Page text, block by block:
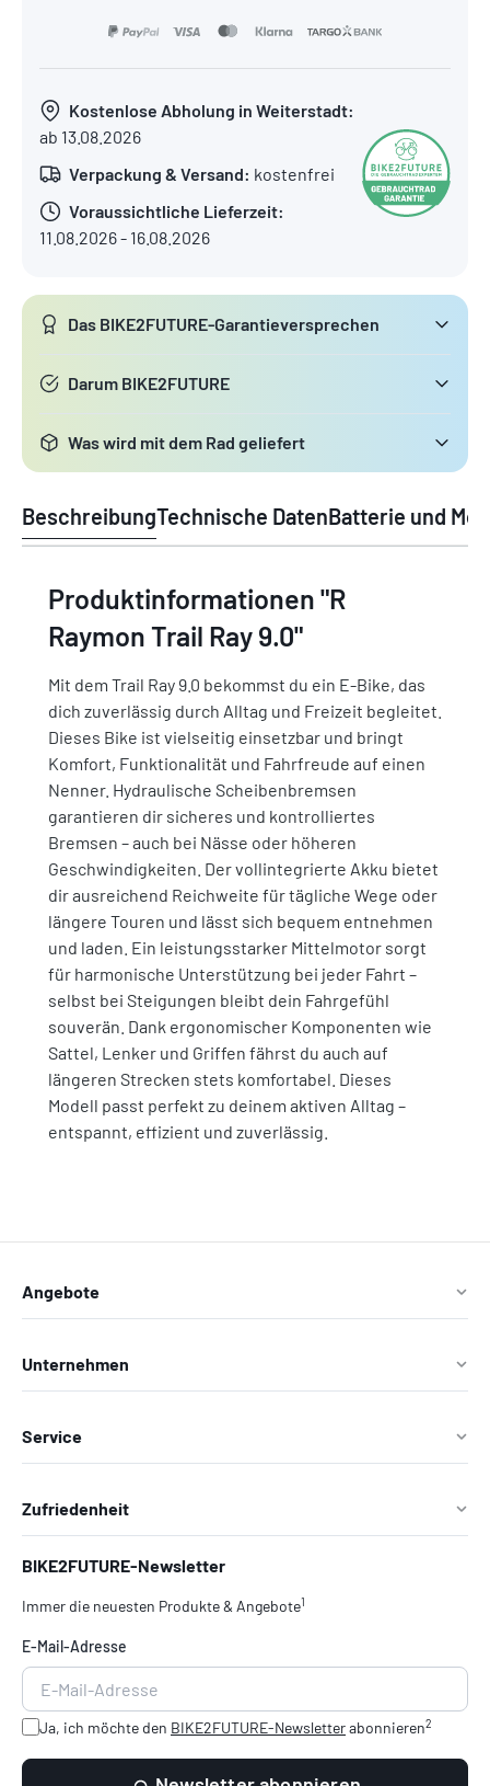
Kostenlose Abholung in Weiterstadt:
ab 13.08.2026
Verpackung & Versand: kostenfrei
Voraussichtliche Lieferzeit:
11.08.2026 - 16.08.2026
Das BIKE2FUTURE-Garantieversprechen
Darum BIKE2FUTURE
Was wird mit dem Rad geliefert
BeschreibungTechnische DatenBatterie und
Produktinformationen "R
Raymon Trail Ray 9.0"
Mit dem Trail Ray 9.0 bekommst du ein E-Bike, das
dich zuverlässig durch Alltag und Freizeit begleitet.
Dieses Bike ist vielseitig einsetzbar und bringt
Komfort, Funktionalität und Fahrfreude auf einen
Nenner. Hydraulische Scheibenbremsen
garantieren dir sicheres und kontrolliertes
Bremsen – auch bei Nässe oder höheren
Geschwindigkeiten. Der vollintegrierte Akku bietet
dir ausreichend Reichweite für tägliche Wege oder
längere Touren und lässt sich bequem entnehmen
und laden. Ein leistungsstarker Mittelmotor sorgt
für harmonische Unterstützung bei jeder Fahrt –
selbst bei Steigungen bleibt dein Fahrgefühl
souverän. Dank ergonomischer Komponenten wie
Sattel, Lenker und Griffen fährst du auch auf
längeren Strecken stets komfortabel. Dieses
Modell passt perfekt zu deinem aktiven Alltag –
entspannt, effizient und zuverlässig.
Angebote
Unternehmen
Service
Zufriedenheit
BIKE2FUTURE-Newsletter
Immer die neuesten Produkte & Angebote1
E-Mail-Adresse
Ja, ich möchte den BIKE2FUTURE-Newsletterabonnieren2